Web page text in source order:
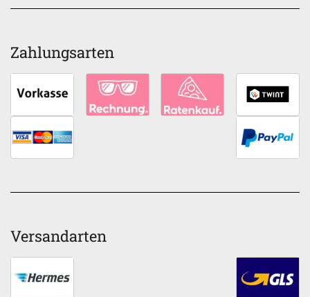
Zahlungsarten
Versandarten